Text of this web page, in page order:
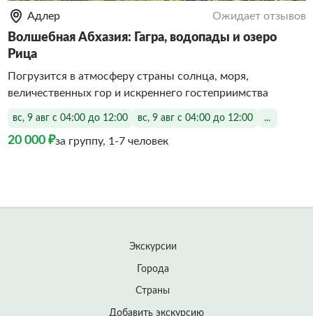
Адлер Ожидает отзывов
Волшебная Абхазия: Гагра, водопады и озеро
Рица
Погрузится в атмосферу страны солнца, моря,
величественных гор и искреннего гостеприимства
вс, 9 авг с 04:00 до 12:00 вс, 9 авг с 04:00 до 12:00 ...
20 000 ₽за группу, 1-7 человек
Экскурсии
Города
Страны
Добавить экскурсию